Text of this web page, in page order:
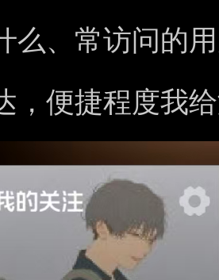
么、常访问的
，便捷程度我